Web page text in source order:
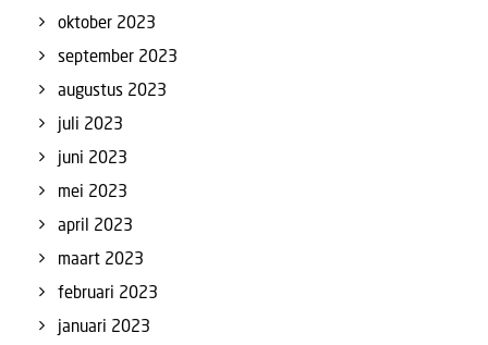
oktober 2023
september 2023
augustus 2023
juli 2023
juni 2023
mei 2023
april 2023
maart 2023
februari 2023
januari 2023